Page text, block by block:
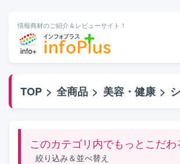
情報商材のご紹介＆レビューサイト！
オンライン物販
TOP > 全商品 > 美容・健康 >
このカテゴリ内でもっとこだわ
絞り込み＆並べ替え